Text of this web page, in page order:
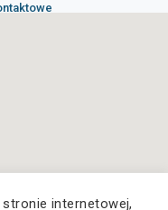
internetowej,